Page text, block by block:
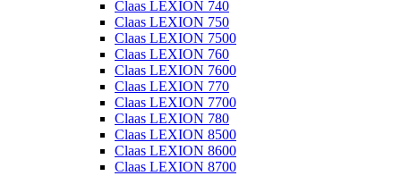
Claas LEXION 740
Claas LEXION 750
Claas LEXION 7500
Claas LEXION 760
Claas LEXION 7600
Claas LEXION 770
Claas LEXION 7700
Claas LEXION 780
Claas LEXION 8500
Claas LEXION 8600
Claas LEXION 8700